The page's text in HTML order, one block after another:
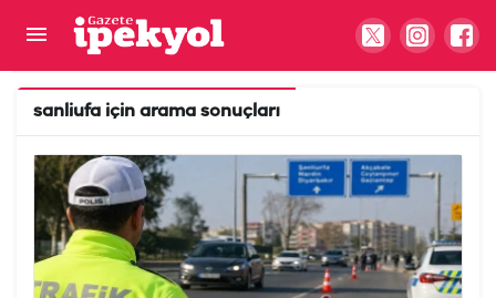
sanliufa için arama sonuçları